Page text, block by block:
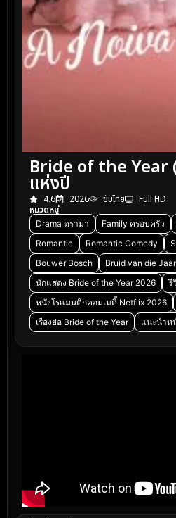
Bride of the Year
แห่งปี
4.6 2026 ซับไทย
Full HD
หมวดหมู่
Drama ดราม่า Family ครอบครัว
Romantic
Romantic Comedy
Bouwer Bosch
Bruid van die Jaar
นักแสดง Bride of the Year 2026
รี
หนังโรแมนติกคอมเมดี้ Netflix 2026
เรื่องย่อ Bride of the Year
แนะนำห